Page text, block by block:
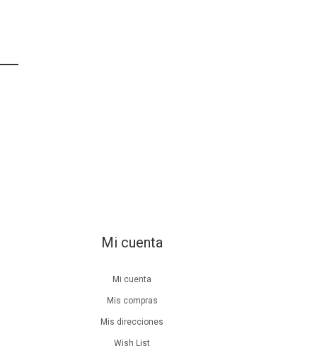
Mi cuenta
Mi cuenta
Mis compras
Mis direcciones
Wish List